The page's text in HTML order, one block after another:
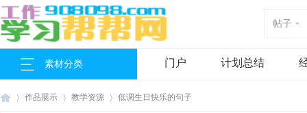
帖子
素材分类 门户 计划总结
作品展示 教学资源 低调生日快乐的句子